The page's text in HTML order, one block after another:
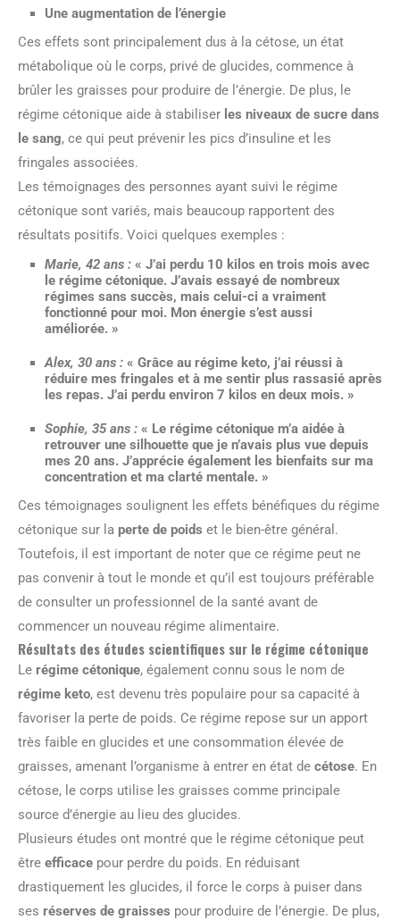
Une augmentation de l’énergie
Ces effets sont principalement dus à la cétose, un état
métabolique où le corps, privé de glucides, commence à
brûler les graisses pour produire de l’énergie. De plus, le
régime cétonique aide à stabiliser les niveaux de sucre dans
le sang, ce qui peut prévenir les pics d’insuline et les
fringales associées.
Les témoignages des personnes ayant suivi le régime
cétonique sont variés, mais beaucoup rapportent des
résultats positifs. Voici quelques exemples :
Marie, 42 ans : « J’ai perdu 10 kilos en trois mois avec
le régime cétonique. J’avais essayé de nombreux
régimes sans succès, mais celui-ci a vraiment
fonctionné pour moi. Mon énergie s’est aussi
améliorée. »
Alex, 30 ans : « Grâce au régime keto, j’ai réussi à
réduire mes fringales et à me sentir plus rassasié après
les repas. J’ai perdu environ 7 kilos en deux mois. »
Sophie, 35 ans : « Le régime cétonique m’a aidée à
retrouver une silhouette que je n’avais plus vue depuis
mes 20 ans. J’apprécie également les bienfaits sur ma
concentration et ma clarté mentale. »
Ces témoignages soulignent les effets bénéfiques du régime
cétonique sur la perte de poids et le bien-être général.
Toutefois, il est important de noter que ce régime peut ne
pas convenir à tout le monde et qu’il est toujours préférable
de consulter un professionnel de la santé avant de
commencer un nouveau régime alimentaire.
Résultats des études scientifiques sur le régime cétonique
Le régime cétonique, également connu sous le nom de
régime keto, est devenu très populaire pour sa capacité à
favoriser la perte de poids. Ce régime repose sur un apport
très faible en glucides et une consommation élevée de
graisses, amenant l’organisme à entrer en état de cétose. En
cétose, le corps utilise les graisses comme principale
source d’énergie au lieu des glucides.
Plusieurs études ont montré que le régime cétonique peut
être efficace pour perdre du poids. En réduisant
drastiquement les glucides, il force le corps à puiser dans
ses réserves de graisses pour produire de l’énergie. De plus,